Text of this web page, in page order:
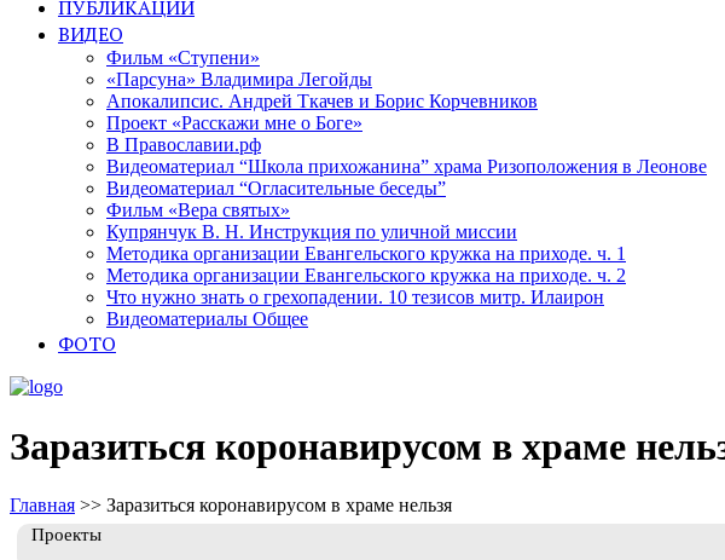
ПУБЛИКАЦИИ
ВИДЕО
Фильм «Ступени»
«Парсуна» Владимира Легойды
Апокалипсис. Андрей Ткачев и Борис Корчевников
Проект «Расскажи мне о Боге»
В Православии.рф
Видеоматериал “Школа прихожанина” храма Ризоположения в Леонове
Видеоматериал “Огласительные беседы”
Фильм «Вера святых»
Купрянчук В. Н. Инструкция по уличной миссии
Методика организации Евангельского кружка на приходе. ч. 1
Методика организации Евангельского кружка на приходе. ч. 2
Что нужно знать о грехопадении. 10 тезисов митр. Илаирон
Видеоматериалы Общее
ФОТО
Заразиться коронавирусом в храме
Главная >> Заразиться коронавирусом в храме нельзя
Проекты